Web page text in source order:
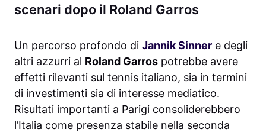
scenari dopo il Roland Garros
Un percorso profondo di Jannik Sinner e degli
altri azzurri al Roland Garros potrebbe avere
effetti rilevanti sul tennis italiano, sia in termini
di investimenti sia di interesse mediatico.
Risultati importanti a Parigi consoliderebbero
l’Italia come presenza stabile nella seconda